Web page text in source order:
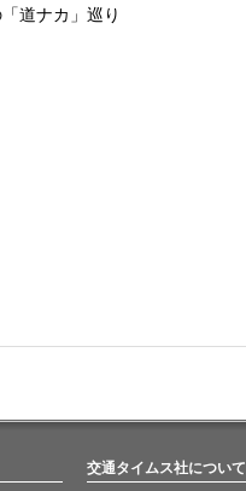
道ナカ」巡り
交通タイムス社について